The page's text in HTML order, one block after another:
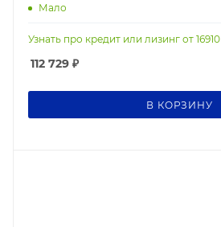
Мало
Узнать про кредит или лизинг от 16910
112 729 ₽
В КОРЗИНУ